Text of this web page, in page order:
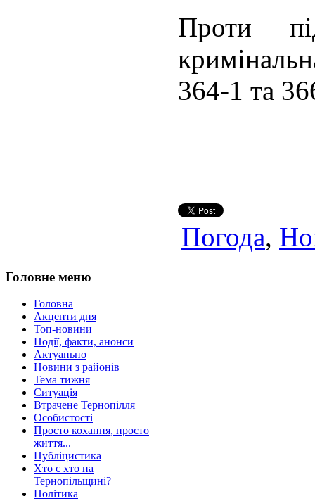
Проти
364-1 та
Погода,
Головне меню
Головна
Акценти дня
Топ-новини
Події, факти, анонси
Актуапьно
Новини з районів
Тема тижня
Ситуація
Втрачене Тернопілля
Особистості
Просто кохання, просто
життя...
Публіцистика
Хто є хто на
Тернопільщині?
Політика